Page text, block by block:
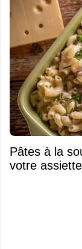
Pâtes à la
votre assiette